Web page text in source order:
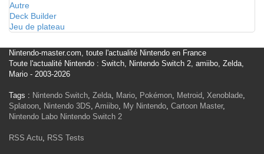
Autre
Deck Builder
Jeu de plateau
Nintendo-master.com, toute l'actualité Nintendo en France
Toute l'actualité Nintendo : Switch, Nintendo Switch 2, amiibo, Zelda,
Mario - 2003-2026
Tags : Nintendo Switch, Zelda, Mario, Pokémon, Metroid, Xenoblade,
Splatoon, Nintendo 3DS, Amiibo, My Nintendo, Cartoon Master,
Nintendo Labo Nintendo Switch 2
RSS Actu, RSS Tests